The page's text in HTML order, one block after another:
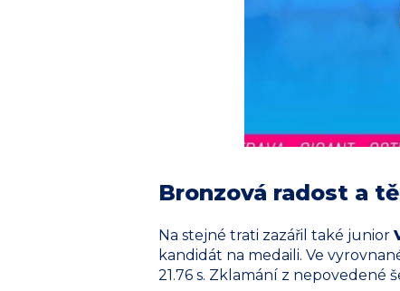
Bronzová radost a
Na stejné trati zazářil také junior
kandidát na medaili. Ve
21.76 s. Zklamání z nepovedené